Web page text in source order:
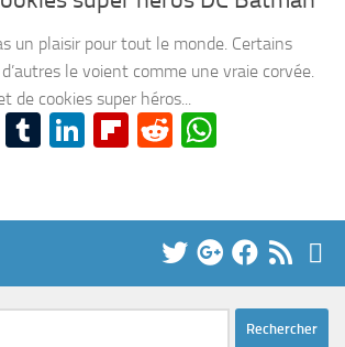
un plaisir pour tout le monde. Certains
le voient comme une vraie corvée.
de cookies super héros...
Pinterest
Tumblr
LinkedIn
Flipboard
Reddit